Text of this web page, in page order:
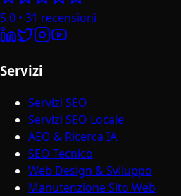
5.0 • 31 recensioni
Servizi
Servizi SEO
Servizi SEO Locale
AEO & Ricerca IA
SEO Tecnico
Web Design & Sviluppo
Manutenzione Sito Web